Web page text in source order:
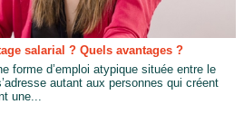
salarial ? Quels avantages ?
forme d’emploi atypique située entre le
autant aux personnes qui créent
une...